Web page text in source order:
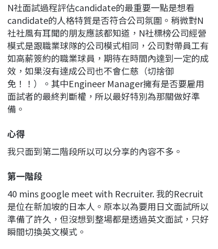
N社面試過程評估candidate的最重要一點是想看
candidate的人格特質是否符合公司氛圍。稍微對N
社社風有耳聞的朋友應該都知道，N社標榜公司經營
模式是跟職業球隊的公司模式相同，公司對帶員工有
如高薪簽約的職業球員，期待在時間內達到一定的成
效，如果沒有達成公司也不會仁慈（切捨御
免！！）。其中Engineer Manager擁有是否要雇用
面試者的最終判斷權，所以最好特別為那關做好準
備。
心得
我只面到第二階段所以可以分享的內容不多。
第一階段
40 mins google meet with Recruiter. 我的Recruit
是位在新加坡的日本人。原本以為要用日文面試所以
準備了許久，但沒想到整場都是透過英文面試，只好
瞬間切換英文模式。